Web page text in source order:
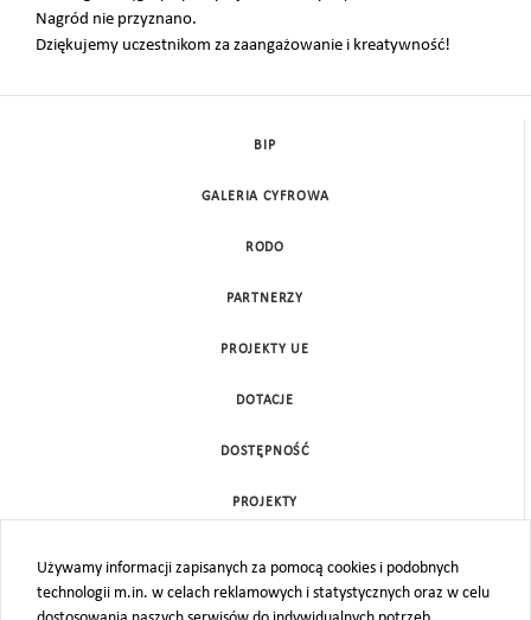
Nagród nie przyznano.
Dziękujemy uczestnikom za zaangażowanie i kreatywność!
Używamy informacji zapisanych za pomocą cookies i podobnych
technologii m.in. w celach reklamowych i statystycznych oraz w celu
BIP
GALERIA CYFROWA
RODO
PARTNERZY
PROJEKTY UE
DOTACJE
DOSTĘPNOŚĆ
PROJEKTY
MAPA STRONY